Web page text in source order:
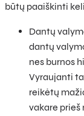
būtų paaiškinti
Dantų
dantų
nes burnos
Vyraujanti
reikėtų
vakare